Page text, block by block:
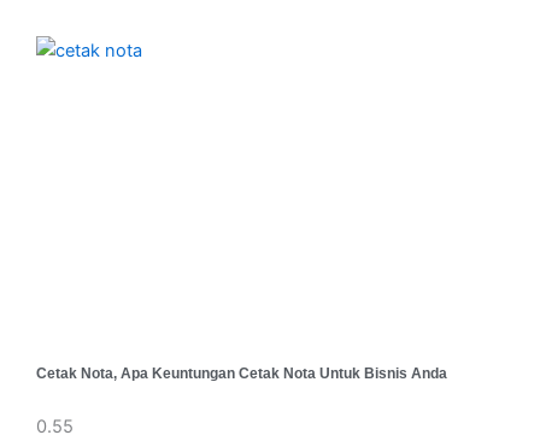
Cetak Nota, Apa Keuntungan Cetak Nota Untuk Bisnis Anda